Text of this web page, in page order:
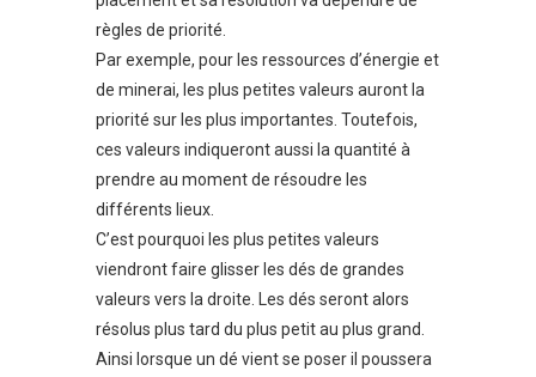
règles de priorité.
Par exemple, pour les ressources d’énergie et
de minerai, les plus petites valeurs auront la
priorité sur les plus importantes. Toutefois,
ces valeurs indiqueront aussi la quantité à
prendre au moment de résoudre les
différents lieux.
C’est pourquoi les plus petites valeurs
viendront faire glisser les dés de grandes
valeurs vers la droite. Les dés seront alors
résolus plus tard du plus petit au plus grand.
Ainsi lorsque un dé vient se poser il poussera